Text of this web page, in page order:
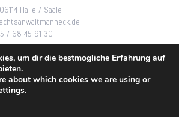
Halle / Saale
/ 68 45 91 30
Neuhaus / Rwg
/ 70 02 65
um dir die bestmögliche Erfahrung auf
about which cookies we are using or
.